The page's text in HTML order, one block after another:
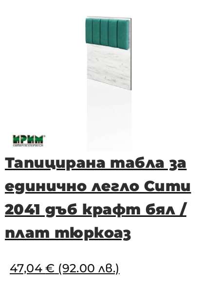
Тапицирана табла за
единично легло Сити
2041 дъб крафт бял /
плат тюркоаз
47,04€ (92.00 лв.)